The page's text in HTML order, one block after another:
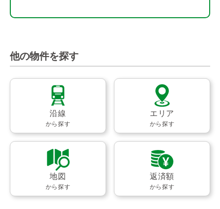
他の物件を探す
沿線
から探す
エリア
から探す
地図
から探す
返済額
から探す